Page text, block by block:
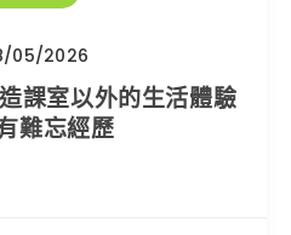
05/2026
課室以外的生活體驗
難忘經歷